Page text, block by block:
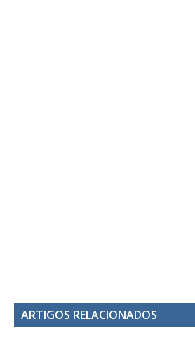
ARTIGOS RELACIONADOS